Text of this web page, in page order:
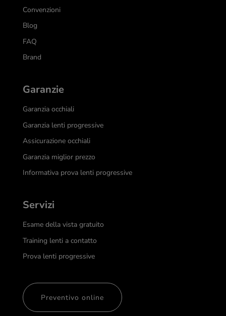
Convenzioni
Blog
FAQ
Brand
Garanzie
Garanzia occhiali
Garanzia lenti progressive
Assicurazione occhiali
Garanzia miglior prezzo
Informativa prova lenti progressive
Servizi
Esame della vista gratuito
Training lenti a contatto
Prova lenti progressive
Preventivo online